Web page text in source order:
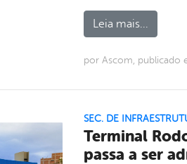
Leia mais...
por Ascom,
SEC. DE
Terminal
passa a ser